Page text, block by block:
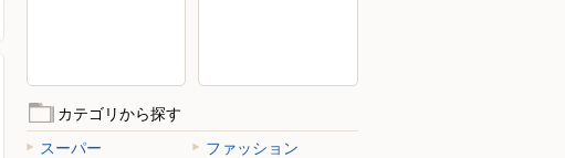
カテゴリから探す
スーパー
ファッション